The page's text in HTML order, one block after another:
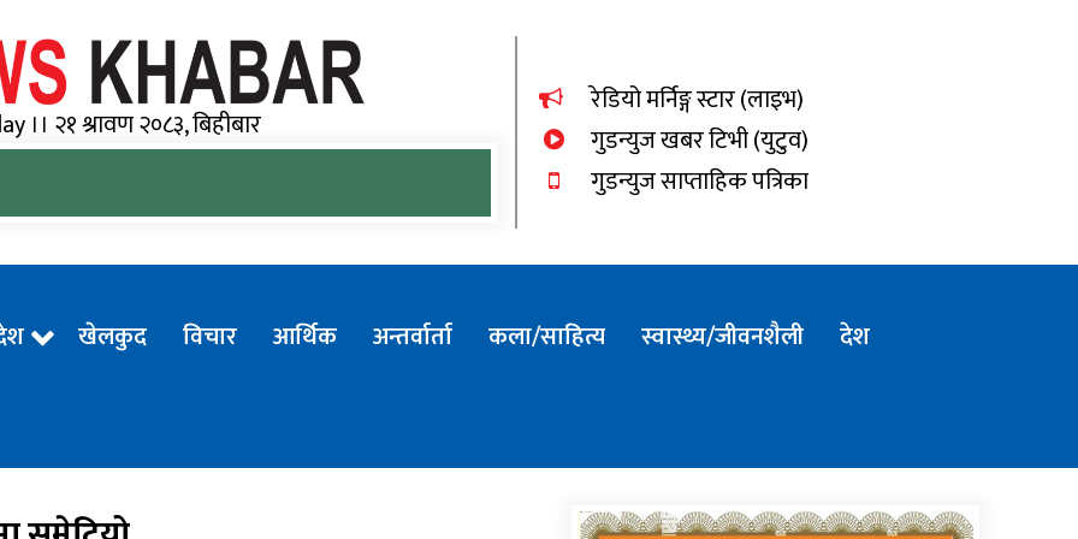
२१ श्रावण २०८३, बिहीबार
रेडियो मर्निङ्ग स्टार (लाइभ)
गुडन्युज खबर टिभी (युटुव)
गुडन्युज साप्ताहिक पत्रिका
खेलकुद विचार आर्थिक अन्तर्वार्ता कला/साहित्य स्वास्थ्य/जीवनशैली देश